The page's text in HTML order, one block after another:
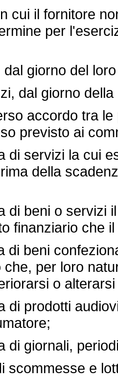
il fornitore
per
giorno del
dal giorno della
accordo tra le
previsto ai
servizi la cui
della
beni o servizi
finanziario che
beni
che, per loro
o
prodotti
giornali,
e